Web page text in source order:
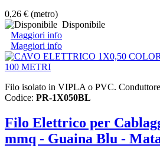
0,26 € (metro)
Disponibile
Maggiori info
Maggiori info
Filo isolato in VIPLA o PVC.
Codice: PR-1X050BL
Filo Elettrico per
mmq - Guaina Blu -